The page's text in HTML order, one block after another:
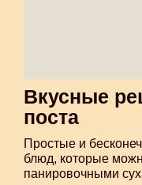
Вкусные
поста
Простые и
блюд, которые
панировочными